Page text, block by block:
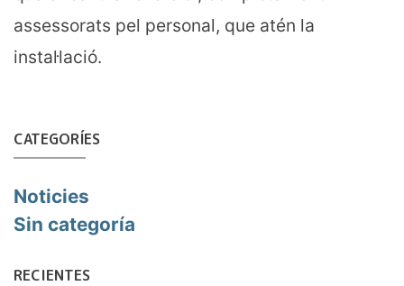
assessorats pel personal, que atén la
instal·lació.
CATEGORÍES
Noticies
Sin categoría
RECIENTES